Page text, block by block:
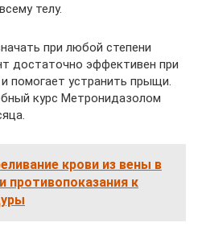
телу.
при любой степени
достаточно эффективен при
помогает устранить прыщи.
курс Метронидазолом
крови из вены в
противопоказания к